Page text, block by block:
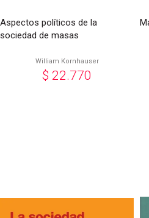
Aspectos políticos de la
sociedad de masas
William Kornhauser
$ 22.770